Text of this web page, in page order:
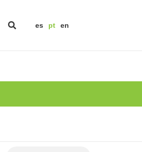
es pt en